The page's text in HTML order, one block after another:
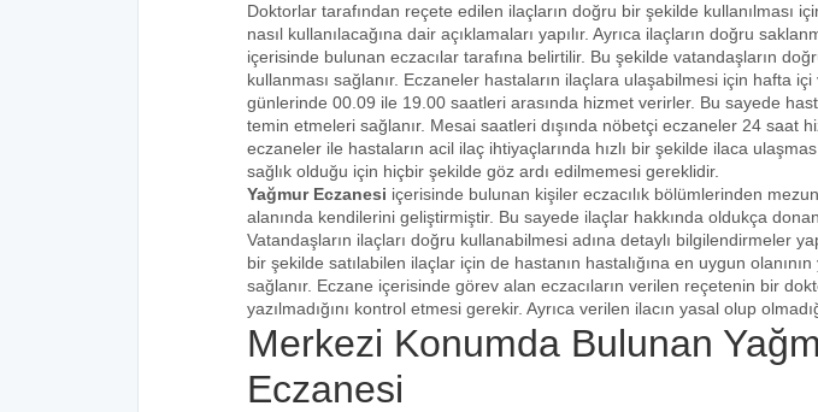
Doktorlar tarafından reçete edilen ilaçların doğru bir şekilde kullanılması
nasıl kullanılacağına dair açıklamaları yapılır. Ayrıca ilaçların doğru
içerisinde bulunan eczacılar tarafına belirtilir. Bu şekilde vatandaşların
kullanması sağlanır. Eczaneler hastaların ilaçlara ulaşabilmesi için hafta
günlerinde 00.09 ile 19.00 saatleri arasında hizmet verirler. Bu sayede
temin etmeleri sağlanır. Mesai saatleri dışında nöbetçi eczaneler 24 saat
eczaneler ile hastaların acil ilaç ihtiyaçlarında hızlı bir şekilde ilaca
sağlık olduğu için hiçbir şekilde göz ardı edilmemesi gereklidir.
Yağmur Eczanesi içerisinde bulunan kişiler eczacılık bölümlerinden
alanında kendilerini geliştirmiştir. Bu sayede ilaçlar hakkında oldukça
Vatandaşların ilaçları doğru kullanabilmesi adına detaylı bilgilendirmeler
bir şekilde satılabilen ilaçlar için de hastanın hastalığına en uygun
sağlanır. Eczane içerisinde görev alan eczacıların verilen reçetenin bir
yazılmadığını kontrol etmesi gerekir. Ayrıca verilen ilacın yasal olup
Merkezi Konumda Bulunan
Eczanesi